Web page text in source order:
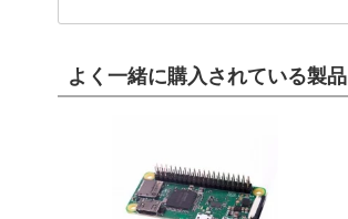
よく一緒に購入されている製品